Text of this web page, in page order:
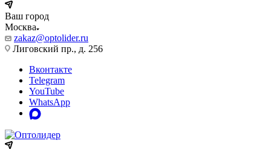
Ваш город
Москва
zakaz@optolider.ru
Лиговский пр., д. 256
Вконтакте
Telegram
YouTube
WhatsApp